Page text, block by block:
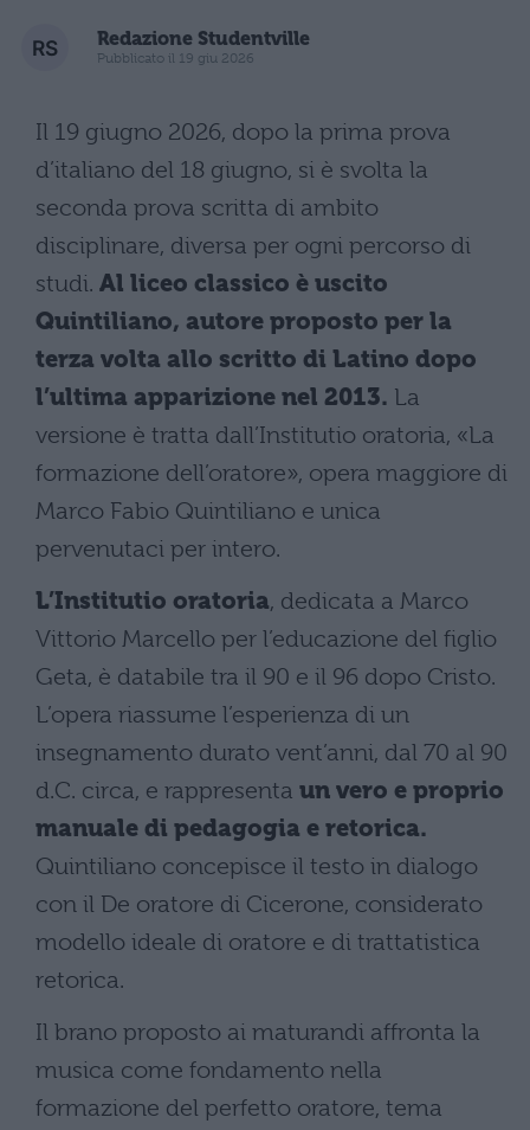
Redazione Studentville
Pubblicato il 19 giu 2026
Il 19 giugno 2026, dopo la prima prova
d’italiano del 18 giugno, si è svolta la
seconda prova scritta di ambito
disciplinare, diversa per ogni percorso di
studi. Al liceo classico è uscito
Quintiliano, autore proposto per la
terza volta allo scritto di Latino dopo
l’ultima apparizione nel 2013. La
versione è tratta dall’Institutio oratoria, «La
formazione dell’oratore», opera maggiore di
Marco Fabio Quintiliano e unica
pervenutaci per intero.
L’Institutio oratoria, dedicata a Marco
Vittorio Marcello per l’educazione del figlio
Geta, è databile tra il 90 e il 96 dopo Cristo.
L’opera riassume l’esperienza di un
insegnamento durato vent’anni, dal 70 al 90
d.C. circa, e rappresenta un vero e proprio
manuale di pedagogia e retorica.
Quintiliano concepisce il testo in dialogo
con il De oratore di Cicerone, considerato
modello ideale di oratore e di trattatistica
retorica.
Il brano proposto ai maturandi affronta la
musica come fondamento nella
formazione del perfetto oratore, tema